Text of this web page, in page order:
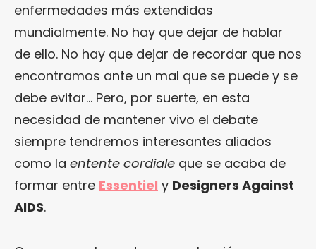
enfermedades más extendidas
mundialmente. No hay que dejar de hablar
de ello. No hay que dejar de recordar que nos
encontramos ante un mal que se puede y se
debe evitar… Pero, por suerte, en esta
necesidad de mantener vivo el debate
siempre tendremos interesantes aliados
como la entente cordiale que se acaba de
formar entre Essentiel y Designers Against
AIDS.